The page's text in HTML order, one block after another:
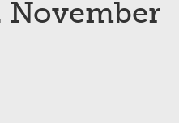
November